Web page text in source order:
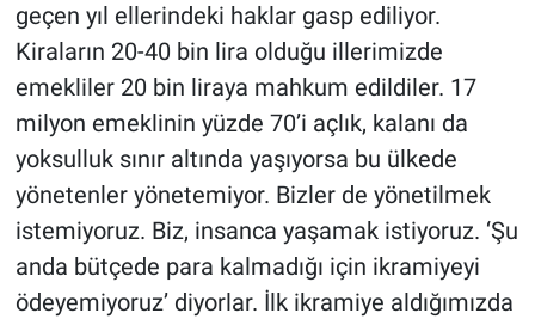
geçen yıl ellerindeki haklar gasp ediliyor.
Kiraların 20-40 bin lira olduğu illerimizde
emekliler 20 bin liraya mahkum edildiler. 17
milyon emeklinin yüzde 70’i açlık, kalanı da
yoksulluk sınır altında yaşıyorsa bu ülkede
yönetenler yönetemiyor. Bizler de yönetilmek
istemiyoruz. Biz, insanca yaşamak istiyoruz. ‘Şu
anda bütçede para kalmadığı için ikramiyeyi
ödeyemiyoruz’ diyorlar. İlk ikramiye aldığımızda